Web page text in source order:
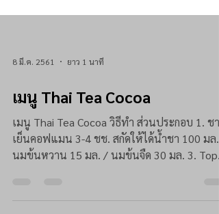
8 มี.ค. 2561 ยาว 1 นาที
เมนู Thai Tea Cocoa
เมนู Thai Tea Cocoa วิธีทำ ส่วนประกอบ 1. ชา
เย็นคอฟแมน 3-4 ชช. สกัดให้ได้น้ำชา 100 มล.
นมข้นหวาน 15 มล. / นมข้นจืด 30 มล. 3. Top...